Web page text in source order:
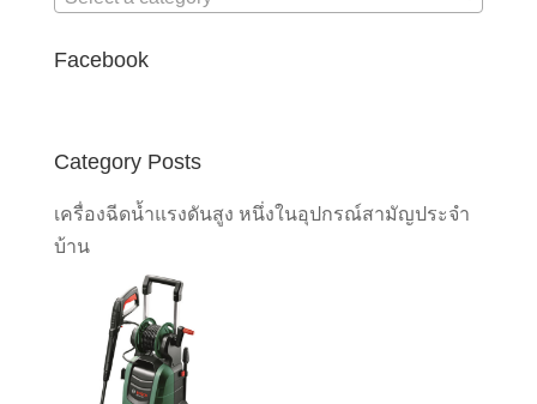
Facebook
Category Posts
เครื่องฉีดน้ำแรงดันสูง หนึ่งในอุปกรณ์สามัญประจำ
บ้าน